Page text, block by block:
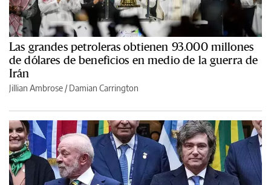
Las grandes petroleras obtienen 93.000 millones
de dólares de beneficios en medio de la guerra de
Irán
Jillian Ambrose / Damian Carrington